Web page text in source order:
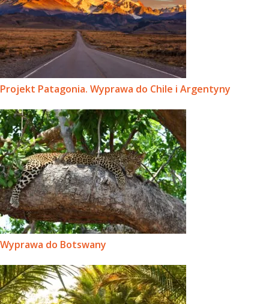
Projekt Patagonia. Wyprawa do Chile i Argentyny
Wyprawa do Botswany